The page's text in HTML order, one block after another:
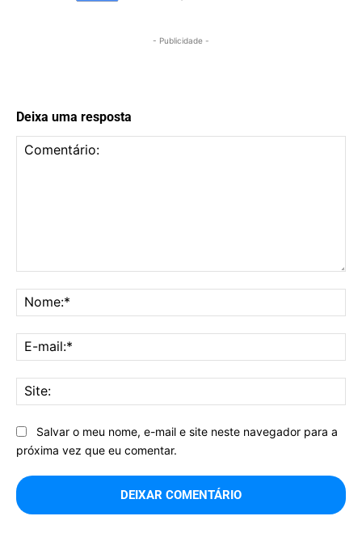
- Publicidade -
Deixa uma resposta
Salvar o meu nome, e-mail e site neste navegador para a
próxima vez que eu comentar.